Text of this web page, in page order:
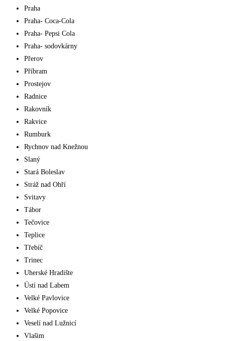
Praha
Praha- Coca-Cola
Praha- Pepsi Cola
Praha- sodovkárny
Přerov
Příbram
Prostejov
Radnice
Rakovník
Rakvice
Rumburk
Rychnov nad Knežnou
Slaný
Stará Boleslav
Stráž nad Ohří
Svitavy
Tábor
Tečovice
Teplice
Třebíč
Trinec
Uherské Hradište
Ústí nad Labem
Velké Pavlovice
Velké Popovice
Veselí nad Lužnicí
Vlašim